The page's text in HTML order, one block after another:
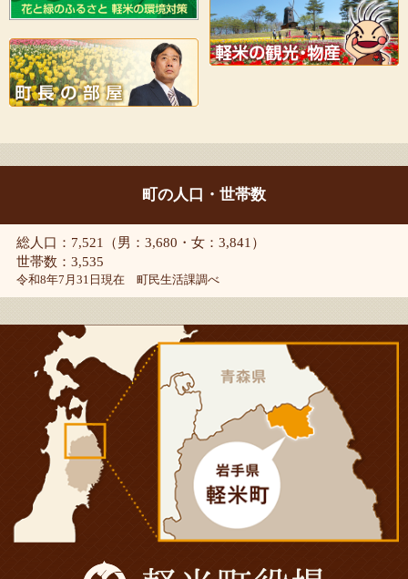
町の人口・世帯数
総人口：7,521（男：3,680・女：3,841）
世帯数：3,535
令和8年7月31日現在 町民生活課調べ